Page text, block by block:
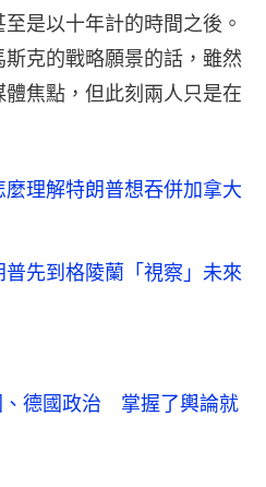
是以十年計的時間之後。
克的戰略願景的話，雖然
焦點，但此刻兩人只是在
理解特朗普想吞併加拿大
先到格陵蘭「視察」未來
、德國政治 掌握了輿論就